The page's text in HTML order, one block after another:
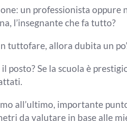
un professionista oppure
l’insegnante che fa tutto?
tuttofare, allora dubita un
il posto? Se la scuola è
all’ultimo, importante
da valutare in base alle